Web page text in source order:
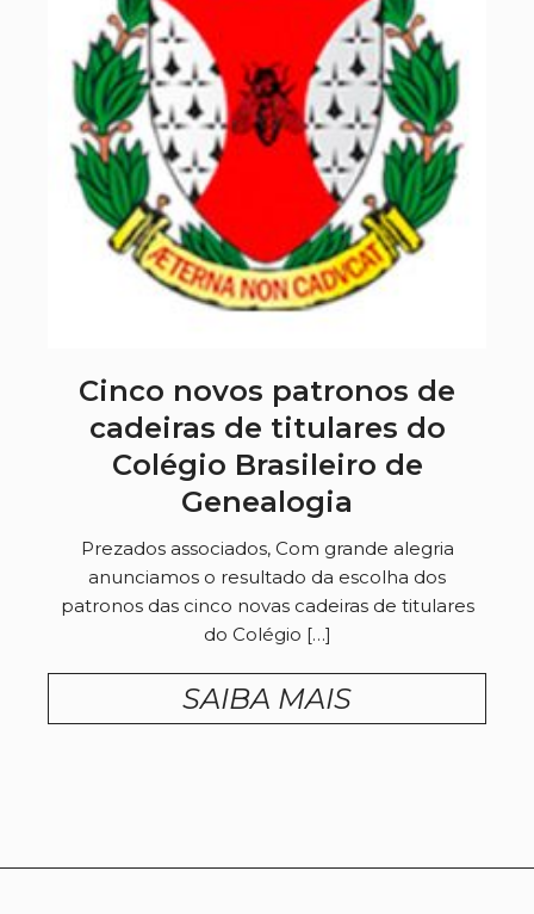
Cinco novos patronos de
cadeiras de titulares do
Colégio Brasileiro de
Genealogia
Prezados associados, Com grande alegria
anunciamos o resultado da escolha dos
patronos das cinco novas cadeiras de titulares
do Colégio […]
SAIBA MAIS